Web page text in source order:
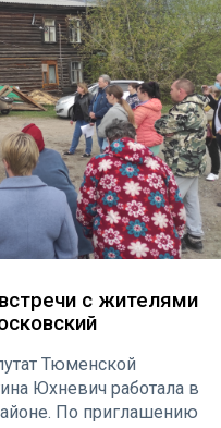
с жителями
Тюменской
Юхневич работала в
По приглашению